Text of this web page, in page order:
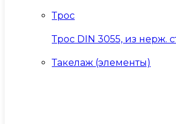
Трос
Трос DIN 3055, из нерж.
Такелаж (элементы)